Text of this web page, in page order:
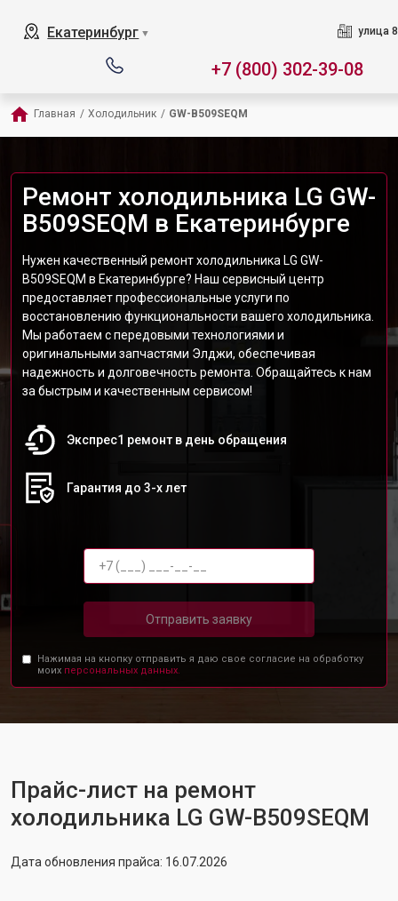
Екатеринбург ▼ улица
+7 (800) 302-39-08
Главная / Холодильник / GW-B509SEQM
Ремонт холодильника LG GW-
B509SEQM в Екатеринбурге
Нужен качественный ремонт холодильника LG GW-
B509SEQM в Екатеринбурге? Наш сервисный центр
предоставляет профессиональные услуги по
восстановлению функциональности вашего холодильника.
Мы работаем с передовыми технологиями и
оригинальными запчастями Элджи, обеспечивая
надежность и долговечность ремонта. Обращайтесь к нам
за быстрым и качественным сервисом!
Экспрес1 ремонт в день обращения
Гарантия до 3-х лет
Отправить заявку
Нажимая на кнопку отправить я даю свое согласие на обработку
моих персональных данных.
Прайс-лист на ремонт
холодильника LG GW-B509SEQM
Дата обновления прайса: 16.07.2026